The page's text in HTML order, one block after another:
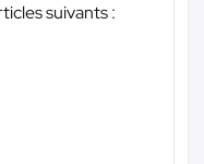
suivants :